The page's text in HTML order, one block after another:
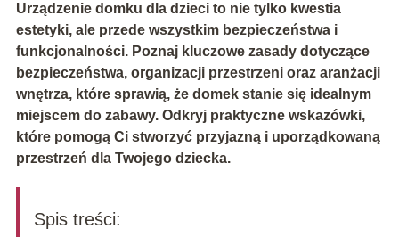
Urządzenie domku dla dzieci to nie tylko kwestia
estetyki, ale przede wszystkim bezpieczeństwa i
funkcjonalności. Poznaj kluczowe zasady dotyczące
bezpieczeństwa, organizacji przestrzeni oraz aranżacji
wnętrza, które sprawią, że domek stanie się idealnym
miejscem do zabawy. Odkryj praktyczne wskazówki,
które pomogą Ci stworzyć przyjazną i uporządkowaną
przestrzeń dla Twojego dziecka.
Spis treści: